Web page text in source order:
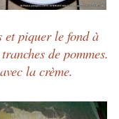
et piquer le fond à
de pommes.
la crème.